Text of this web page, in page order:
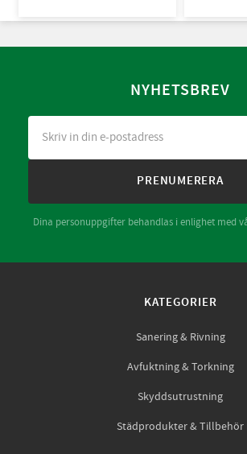
NYHETSBREV
PRENUMERERA
Dina personuppgifter behandlas i enlighet med
KATEGORIER
Sanering & Rivning
Avfuktning & Torkning
Skyddsutrustning
Städprodukter & Tillbehör